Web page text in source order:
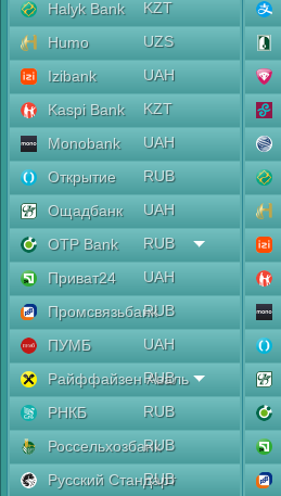
Halyk Bank
KZT
Humo
UZS
Izibank
UAH
Kaspi Bank
KZT
Monobank
UAH
Открытие
RUB
Ощадбанк
UAH
OTP Bank
RUB
Приват24
UAH
ПромсвязьбанкRUB
ПУМБ
UAH
Райффайзен Аваль
RUB
РНКБ
RUB
РоссельхозбанкRUB
Русский Стандарт
RUB